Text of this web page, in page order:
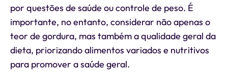
por questões de saúde ou controle de peso. É
importante, no entanto, considerar não apenas o
teor de gordura, mas também a qualidade geral da
dieta, priorizando alimentos variados e nutritivos
para promover a saúde geral.